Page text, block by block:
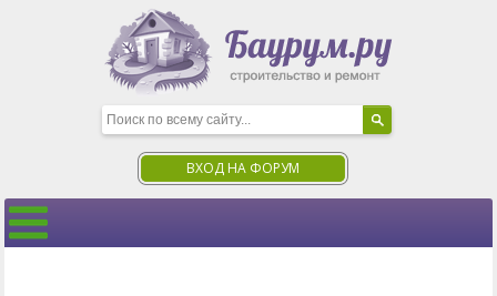
ВХОД НА ФОРУМ